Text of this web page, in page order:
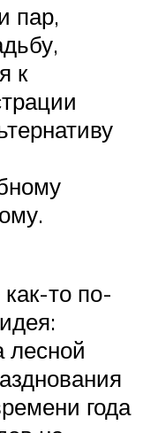
пар,
к
то по-
лесной
года